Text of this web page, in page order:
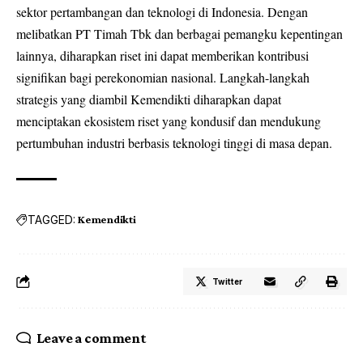
sektor pertambangan dan teknologi di Indonesia. Dengan
melibatkan PT Timah Tbk dan berbagai pemangku kepentingan
lainnya, diharapkan riset ini dapat memberikan kontribusi
signifikan bagi perekonomian nasional. Langkah-langkah
strategis yang diambil Kemendikti diharapkan dapat
menciptakan ekosistem riset yang kondusif dan mendukung
pertumbuhan industri berbasis teknologi tinggi di masa depan.
TAGGED: Kemendikti
Twitter
Leave a comment